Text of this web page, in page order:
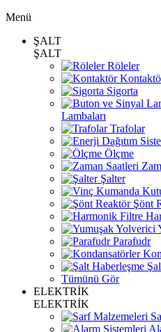
Menü
ŞALT
ŞALT
Röleler
Sigorta
Lambaları
Trafolar
Ölçme
Şalter
Şönt
Parafudr
Tümünü Gör
ELEKTRİK
ELEKTRİK